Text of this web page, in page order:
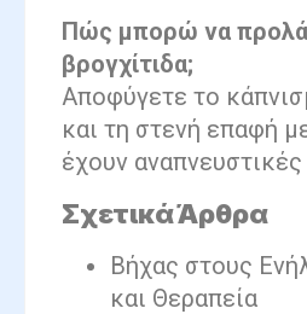
Πώς μπορώ να
βρογχίτιδα;
Αποφύγετε το
και τη στενή επαφή
έχουν
Σχετικά Άρθρα
Βήχας στους
και Θεραπεία